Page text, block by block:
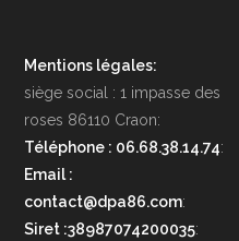
Mentions légales:
siège social : 1 impasse des
roses 86110 Craon:
Téléphone : 06.68.38.14.74:
Email :
contact@dpa86.com:
Siret :38987074200035: